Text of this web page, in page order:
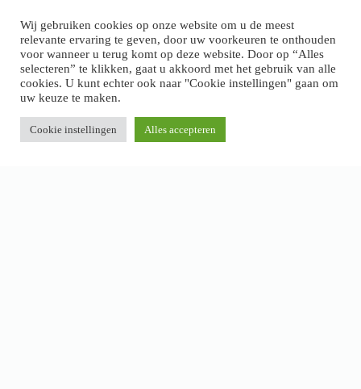
Wij gebruiken cookies op onze website om u de meest
relevante ervaring te geven, door uw voorkeuren te onthouden
voor wanneer u terug komt op deze website. Door op “Alles
selecteren” te klikken, gaat u akkoord met het gebruik van alle
cookies. U kunt echter ook naar "Cookie instellingen" gaan om
uw keuze te maken.
Cookie instellingen Alles accepteren